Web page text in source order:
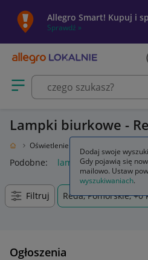
Allegro Smart! Kupuj i
Sprawdź »
Otwórz menu z kategoriami
Lampki biurkowe -
Oświetlenie
Podobne: lampki biurkowe
Filtruj Reda, Pomorskie, +0
Ogłoszenia
Dodaj swoje
Gdy pojawią się
mailowo. Ustaw
wyszukiwaniach.